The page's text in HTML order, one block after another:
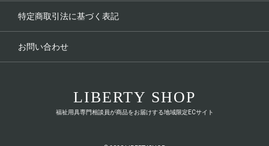
LIBERTY SHOP
福祉用具専門相談員が商品をお届けする地域限定ECサイト
特定商取引法に基づく表記
お問い合わせ